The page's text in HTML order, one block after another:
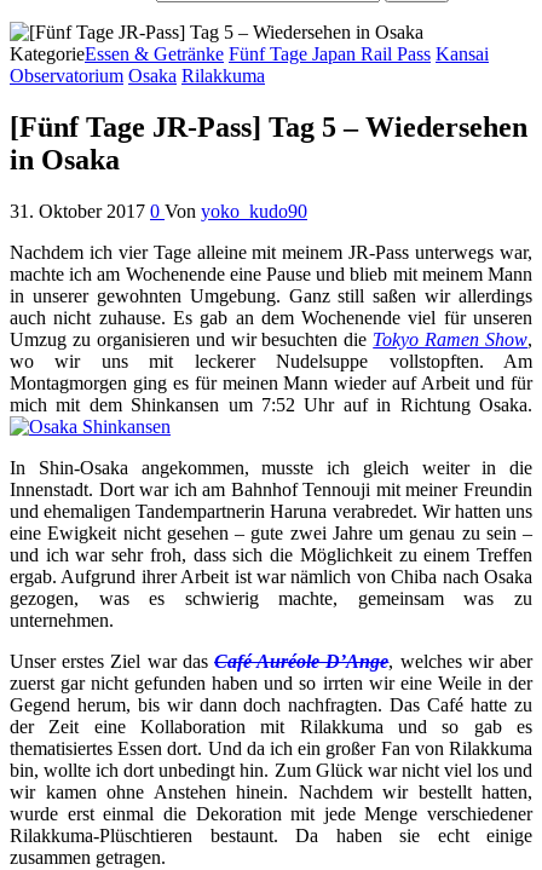
KategorieEssen & Getränke Fünf Tage Japan Rail Pass Kansai
Observatorium Osaka Rilakkuma
[Fünf Tage JR-Pass] Tag 5 – Wiedersehen
in Osaka
31. Oktober 2017 0 Von yoko_kudo90
Nachdem ich vier Tage alleine mit meinem JR-Pass unterwegs war,
machte ich am Wochenende eine Pause und blieb mit meinem Mann
in unserer gewohnten Umgebung. Ganz still saßen wir allerdings
auch nicht zuhause. Es gab an dem Wochenende viel für unseren
Umzug zu organisieren und wir besuchten die Tokyo Ramen Show,
wo wir uns mit leckerer Nudelsuppe vollstopften. Am
Montagmorgen ging es für meinen Mann wieder auf Arbeit und für
mich mit dem Shinkansen um 7:52 Uhr auf in Richtung Osaka.
In Shin-Osaka angekommen, musste ich gleich weiter in die
Innenstadt. Dort war ich am Bahnhof Tennouji mit meiner Freundin
und ehemaligen Tandempartnerin Haruna verabredet. Wir hatten uns
eine Ewigkeit nicht gesehen – gute zwei Jahre um genau zu sein –
und ich war sehr froh, dass sich die Möglichkeit zu einem Treffen
ergab. Aufgrund ihrer Arbeit ist war nämlich von Chiba nach Osaka
gezogen, was es schwierig machte, gemeinsam was zu
unternehmen.
Unser erstes Ziel war das Café Auréole D’Ange, welches wir aber
zuerst gar nicht gefunden haben und so irrten wir eine Weile in der
Gegend herum, bis wir dann doch nachfragten. Das Café hatte zu
der Zeit eine Kollaboration mit Rilakkuma und so gab es
thematisiertes Essen dort. Und da ich ein großer Fan von Rilakkuma
bin, wollte ich dort unbedingt hin. Zum Glück war nicht viel los und
wir kamen ohne Anstehen hinein. Nachdem wir bestellt hatten,
wurde erst einmal die Dekoration mit jede Menge verschiedener
Rilakkuma-Plüschtieren bestaunt. Da haben sie echt einige
zusammen getragen.